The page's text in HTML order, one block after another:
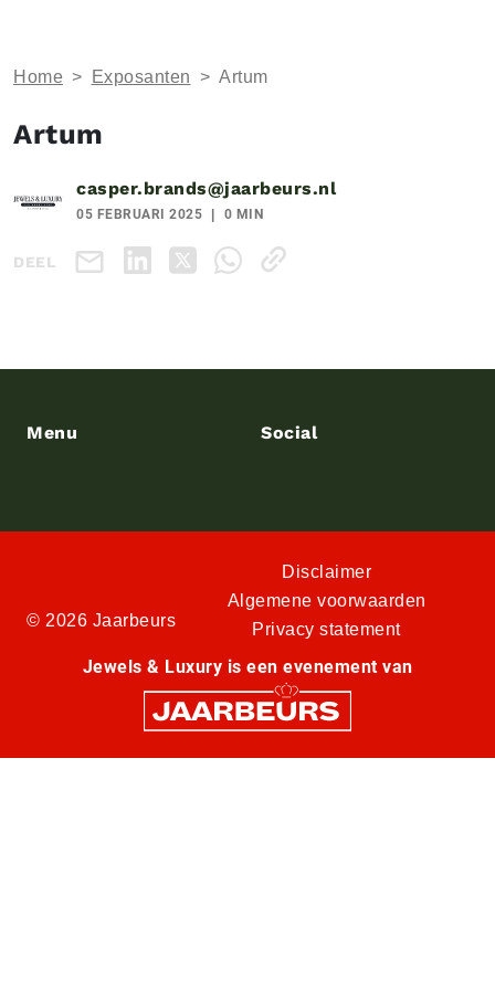
Home > Exposanten > Artum
Artum
casper.brands@jaarbeurs.nl
05 FEBRUARI 2025 0 MIN
DEEL
Menu Social
© 2026 Jaarbeurs
Disclaimer
Algemene voorwaarden
Privacy statement
Jewels & Luxury is een evenement van